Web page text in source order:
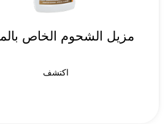
مزيل الشحوم الخاص
اكتشف